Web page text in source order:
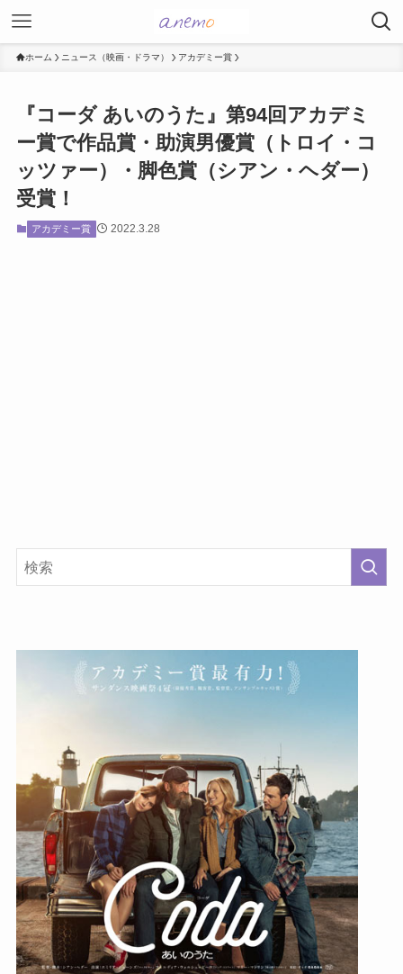
ホーム ニュース（映画・ドラマ） アカデミー賞
『コーダ あいのうた』第94回アカデミ
ー賞で作品賞・助演男優賞（トロイ・コ
ッツァー）・脚色賞（シアン・ヘダー）
受賞！
アカデミー賞 2022.3.28